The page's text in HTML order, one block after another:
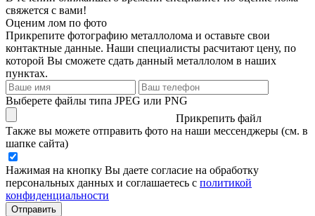
свяжется с вами!
Оценим лом по фото
Прикрепите фотографию металлолома и оставьте свои
контактные данные. Наши специалисты расчитают цену, по
которой Вы сможете сдать данный металлолом в наших
пунктах.
Выберете файлы типа JPEG или PNG
Прикрепить файл
Также вы можете отправить фото на наши мессенджеры (см. в
шапке сайта)
Нажимая на кнопку Вы даете согласие на обработку
персональных данных и соглашаетесь с политикой
конфиденциальности
Отправить